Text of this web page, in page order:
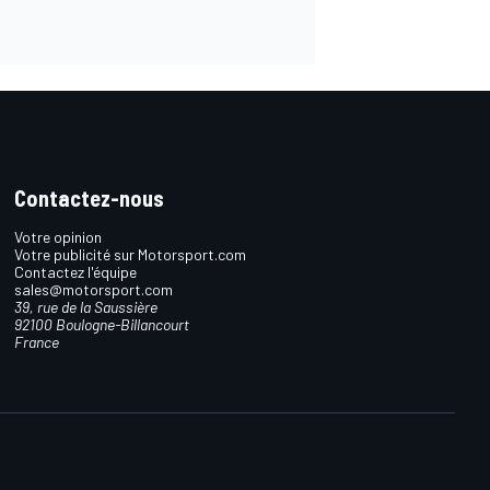
Contactez-nous
Votre opinion
Votre publicité sur Motorsport.com
Contactez l'équipe
sales@motorsport.com
39, rue de la Saussière
92100 Boulogne-Billancourt
France